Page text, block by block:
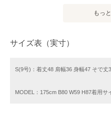
※商品の色味は、商品単体の
店舗にお問い合わせの際は、
商品番号:39-02-31-02005
もっ
サイズ表（実寸）
S(9号)：着丈48 肩幅36 身幅47 そで丈
MODEL：175cm B80 W59 H87着用サ